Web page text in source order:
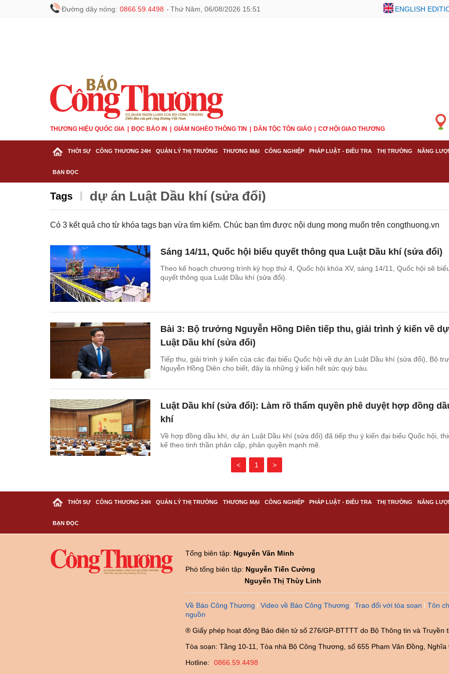
Đường dây nóng: 0866.59.4498 - Thứ Năm, 06/08/2026 15:51 ENGLISH
THƯƠNG HIỆU QUỐC GIA ĐỌC BÁO IN GIẢM NGHÈO THÔNG TIN DÂN TỘC TÔN GIÁO CƠ HỘI GIAO THƯƠNG
THỜI SỰ CÔNG THƯƠNG 24H QUẢN LÝ THỊ TRƯỜNG THƯƠNG MẠI CÔNG NGHIỆP PHÁP LUẬT - ĐIỀU TRA THỊ TRƯỜNG NĂNG
BẠN ĐỌC
Tags dự án Luật Dầu khí (sửa đổi)
Có 3 kết quả cho từ khóa tags bạn vừa tìm kiếm. Chúc bạn tìm được nội dung mong muốn trên congthuong.vn
Sáng 14/11, Quốc hội biểu quyết thông qua Luật Dầu khí (sửa đổi)
Theo kế hoạch chương trình kỳ họp thứ 4, Quốc hội khóa XV, sáng 14/11, Quốc hội sẽ
quyết thông qua Luật Dầu khí (sửa đổi).
Bài 3: Bộ trưởng Nguyễn Hồng Diên tiếp thu, giải trình ý kiến về
Luật Dầu khí (sửa đổi)
Tiếp thu, giải trình ý kiến của các đại biểu Quốc hội về dự án Luật Dầu khí (sửa đổi), Bộ
Nguyễn Hồng Diên cho biết, đây là những ý kiến hết sức quý báu.
Luật Dầu khí (sửa đổi): Làm rõ thẩm quyền phê duyệt hợp đồng
khí
Về hợp đồng dầu khí, dự án Luật Dầu khí (sửa đổi) đã tiếp thu ý kiến đại biểu Quốc hội,
kế theo tinh thần phân cấp, phân quyền mạnh mẽ.
< 1 >
THỜI SỰ CÔNG THƯƠNG 24H QUẢN LÝ THỊ TRƯỜNG THƯƠNG MẠI CÔNG NGHIỆP PHÁP LUẬT - ĐIỀU TRA THỊ TRƯỜNG NĂNG
BẠN ĐỌC
Tổng biên tập: Nguyễn Văn Minh
Phó tổng biên tập: Nguyễn Tiến Cường
Nguyễn Thị Thùy Linh
Về Báo Công Thương Video về Báo Công Thương Trao đổi với tòa soạn Tôn
nguồn
® Giấy phép hoạt động Báo điện tử số 276/GP-BTTTT do Bộ Thông tin và Truyền
Tòa soạn: Tầng 10-11, Tòa nhà Bộ Công Thương, số 655 Phạm Văn Đồng, Nghĩa
Hotline:
0866.59.4498